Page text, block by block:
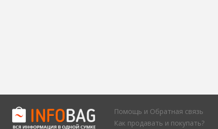
Помощь и Обратная связь
Как продавать и покупать?